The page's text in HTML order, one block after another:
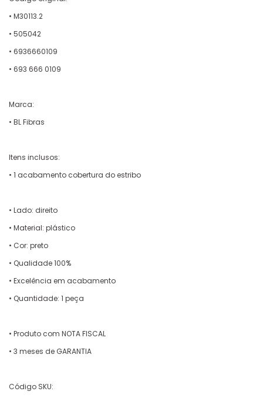
• M30113.2
• 505042
• 6936660109
• 693 666 0109
Marca:
• BL Fibras
Itens inclusos:
• 1 acabamento cobertura do estribo
• Lado: direito
• Material: plástico
• Cor: preto
• Qualidade 100%
• Excelência em acabamento
• Quantidade: 1 peça
• Produto com NOTA FISCAL
• 3 meses de GARANTIA
Código SKU: